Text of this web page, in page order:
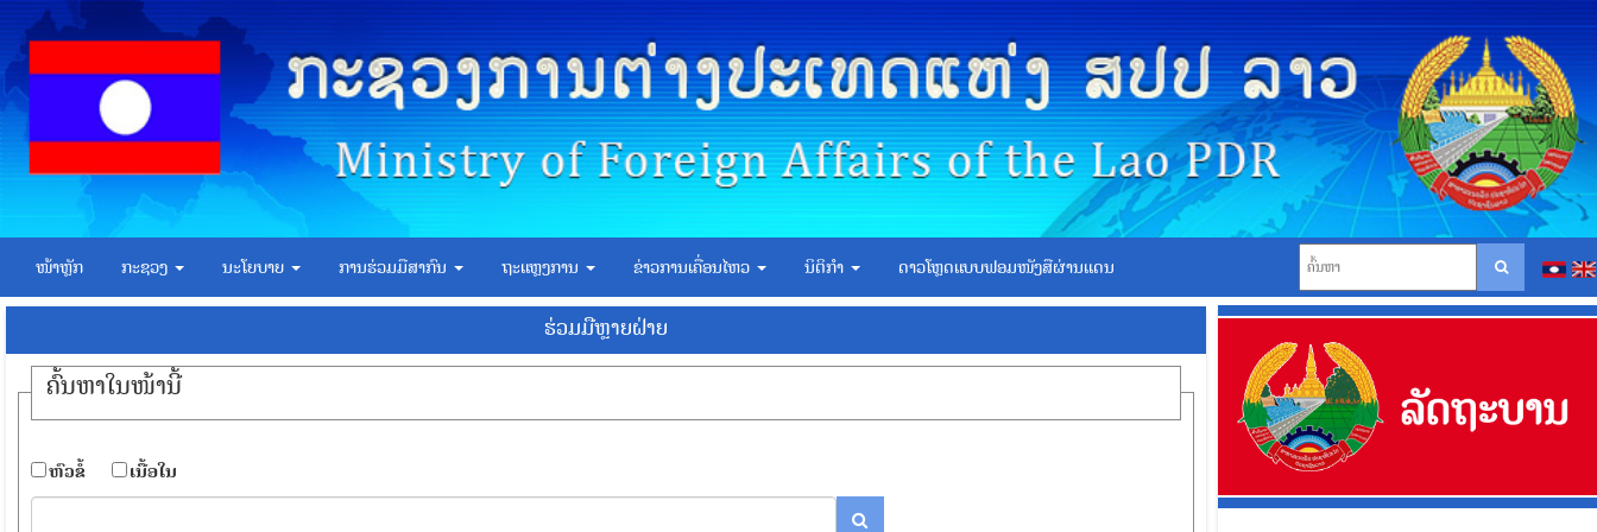
ໜ້າຫຼັກ ກະຊວງ ນະໂຍບາຍ ການຮ່ວມມືສາກົນ ຖະແຫຼງການ ຂ່າວການເຄື່ອນໄຫວ ນິຕິກຳ ດາວໂຫຼດແບບຟອມໜັງສືຜ່ານແດນ
ຮ່ວມມືຫຼາຍຝ່າຍ
ຄົ້ນ​ຫາ​ໃນ​ໜ້ານີ້
​ຫົວ​ຂໍ້ ​ເນື້ອ​ໃນ